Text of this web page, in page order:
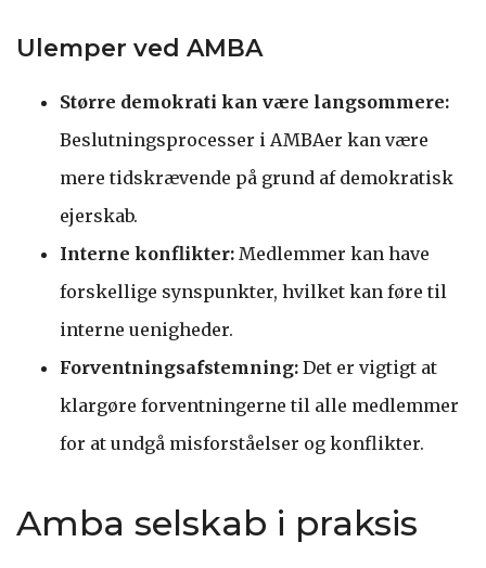
Ulemper ved AMBA
Større demokrati kan være langsommere:
Beslutningsprocesser i AMBAer kan være
mere tidskrævende på grund af demokratisk
ejerskab.
Interne konflikter: Medlemmer kan have
forskellige synspunkter, hvilket kan føre til
interne uenigheder.
Forventningsafstemning: Det er vigtigt at
klargøre forventningerne til alle medlemmer
for at undgå misforståelser og konflikter.
Amba selskab i praksis